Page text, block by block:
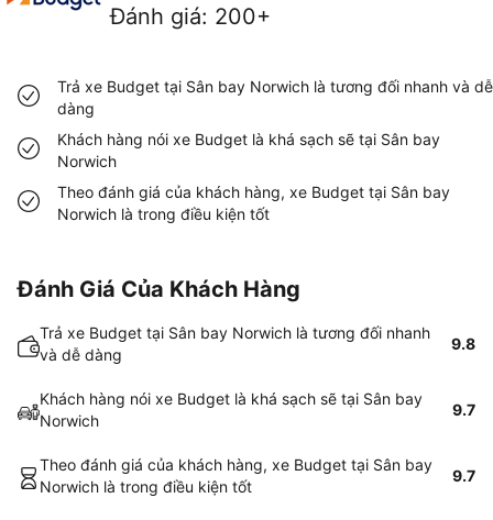
Đánh giá: 200+
Trả xe Budget tại Sân bay Norwich là tương đối nhanh và dễ
dàng
Khách hàng nói xe Budget là khá sạch sẽ tại Sân bay
Norwich
Theo đánh giá của khách hàng, xe Budget tại Sân bay
Norwich là trong điều kiện tốt
Đánh Giá Của Khách Hàng
Trả xe Budget tại Sân bay Norwich là tương đối nhanh
và dễ dàng
9.8
Khách hàng nói xe Budget là khá sạch sẽ tại Sân bay
Norwich
9.7
Theo đánh giá của khách hàng, xe Budget tại Sân bay
Norwich là trong điều kiện tốt
9.7